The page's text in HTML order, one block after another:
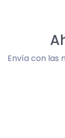
Envía con las